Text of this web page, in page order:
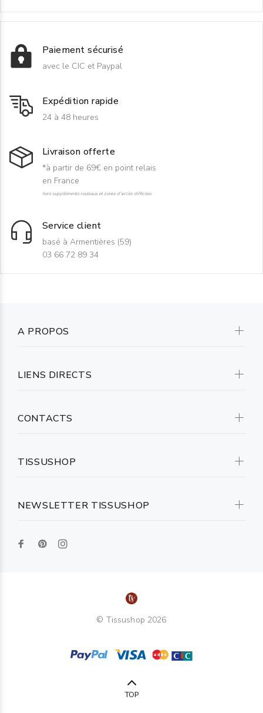
Paiement sécurisé
avec le CIC et Paypal
Expédition rapide
24 à 48 heures
Livraison offerte
*à partir de 69€ en point relais
en France
hors suppléments rouleaux et zones d'accès difficiles
Service client
basé à Armentières (59)
03 66 72 89 34
NEWSLETTER TISSUSHOP
A PROPOS
LIENS DIRECTS
CONTACTS
TISSUSHOP
© Tissushop 2026
TOP